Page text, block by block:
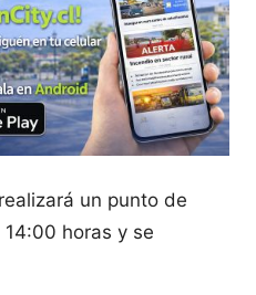
un punto de
horas y se